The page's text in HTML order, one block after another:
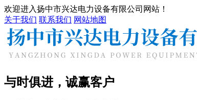
欢迎进入扬中市兴达电力设备有限公司网站！
关于我们 联系我们 网站地图
与时俱进，诚赢客户